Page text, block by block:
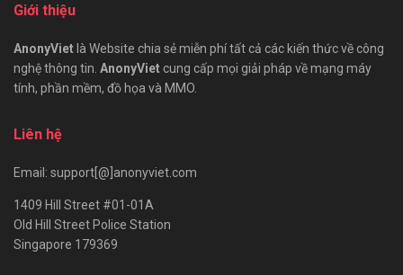
Giới thiệu
AnonyVietlà Website chia sẻ miễn phí tất cả các kiến thức về công
nghệ thông tin. AnonyViet cung cấp mọi giải pháp về mạng máy
tính, phần mềm, đồ họa và MMO.
Liên hệ
Email: support[@]anonyviet.com
1409 Hill Street #01-01A
Old Hill Street Police Station
Singapore 179369